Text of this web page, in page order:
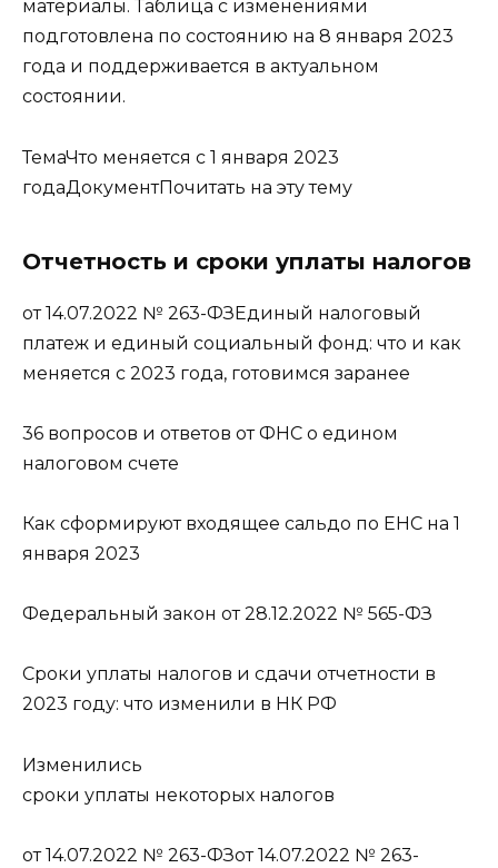
материалы. Таблица с изменениями
подготовлена по состоянию на 8 января 2023
года и поддерживается в актуальном
состоянии.
ТемаЧто меняется с 1 января 2023
годаДокументПочитать на эту тему
Отчетность и сроки уплаты налогов
от 14.07.2022 № 263-ФЗЕдиный налоговый
платеж и единый социальный фонд: что и как
меняется с 2023 года, готовимся заранее
36 вопросов и ответов от ФНС о едином
налоговом счете
Как сформируют входящее сальдо по ЕНС на 1
января 2023
Федеральный закон от 28.12.2022 № 565-ФЗ
Сроки уплаты налогов и сдачи отчетности в
2023 году: что изменили в НК РФ
Изменились
сроки уплаты некоторых налогов
от 14.07.2022 № 263-ФЗот 14.07.2022 № 263-